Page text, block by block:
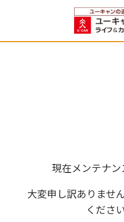
現在メンテナン
大変申し訳ありませ
ください